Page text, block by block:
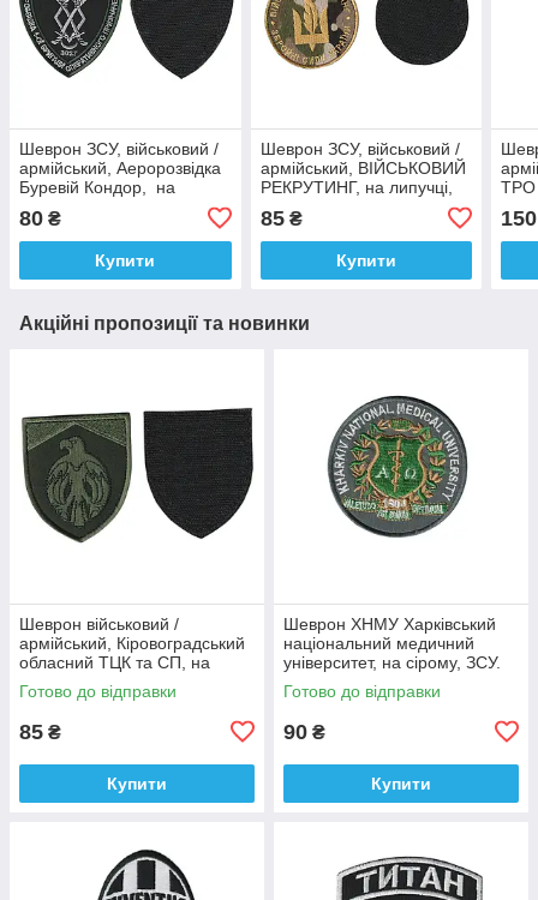
Шеврон ЗСУ, військовий /
армійський, Аеророзвідка
Буревій Кондор, на
липучці, на чорному, 10,5
см * 8,5 см
80 ₴
Купити
Шеврон ЗСУ, військовий /
армійський, ВІЙСЬКОВИЙ
РЕКРУТИНГ, на липучці,
на мультикамі. 9,5 см * 10
см
85₴
Купити
ТРО
см *
150
Акційні пропозиції та новинки
Шеврон військовий /
армійський, Кіровоградський
обласний ТЦК та СП, на
оливці ЗСУ.7 см * 8 см
Готово до відправки
85 ₴
Купити
Шеврон ХНМУ Харківський
національний медичний
університет, на сірому, ЗСУ.
діаметр 8,5 см
Готово до відправки
90 ₴
Купити